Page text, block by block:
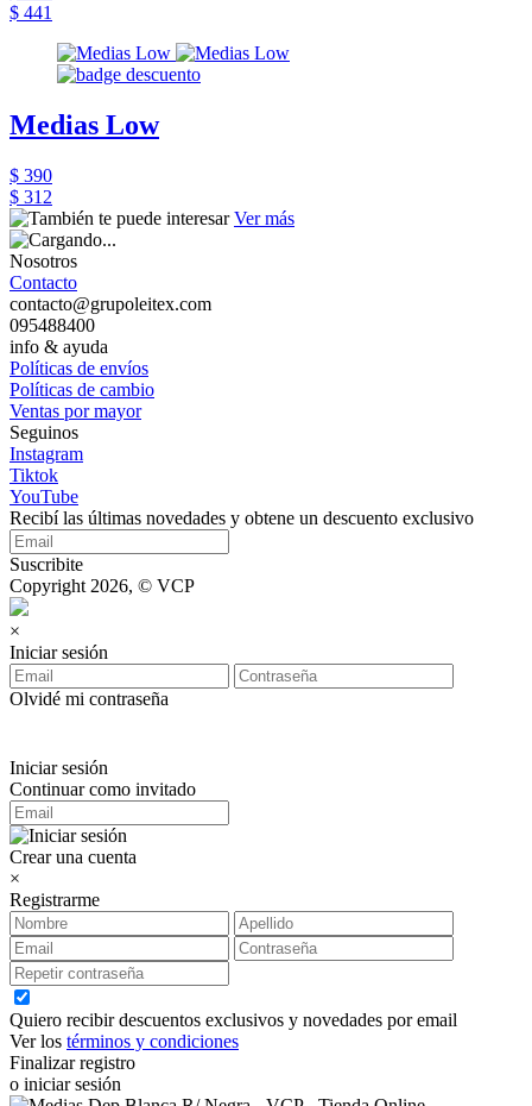
$ 441
Medias Low
$ 390
$ 312
Ver más
Nosotros
Contacto
contacto@grupoleitex.com
095488400
info & ayuda
Políticas de envíos
Políticas de cambio
Ventas por mayor
Seguinos
Instagram
Tiktok
YouTube
Recibí las últimas novedades y obtene un descuento exclusivo
Suscribite
Copyright 2026, © VCP
×
Iniciar sesión
Olvidé mi contraseña
Iniciar sesión
Continuar como invitado
Crear una cuenta
×
Registrarme
Quiero recibir descuentos exclusivos y novedades por email
Ver los términos y condiciones
Finalizar registro
o iniciar sesión